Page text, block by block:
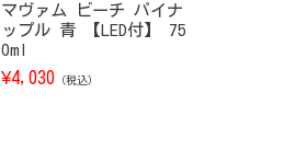
マヴァム ビーチ パイナ
ップル 青 【LED付】 75
0ml
¥4,030 （税込）